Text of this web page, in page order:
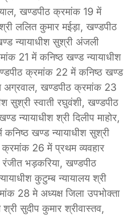
खण्डपीठ क्रमांक 19 में
ललित कुमार मईड़ा, खण्डपीठ
न्यायाधीश सुश्री अंजली
21 में कनिष्ठ खण्ड न्यायाधीश
क्रमांक 22 में कनिष्ठ खण्ड
अग्रवाल, खण्डपीठ क्रमांक 23
सुश्री स्वाती रघुवंशी, खण्डपीठ
न्यायाधीश श्री दिलीप माहोर,
खण्ड न्यायाधीश सुश्री
26 में प्रथम व्यवहार
रंजीत भड़करिया, खण्डपीठ
कुटुम्ब न्यायालय श्री
28 मे अध्यक्ष जिला उपभोक्ता
श्री सुदीप कुमार श्रीवास्तव,